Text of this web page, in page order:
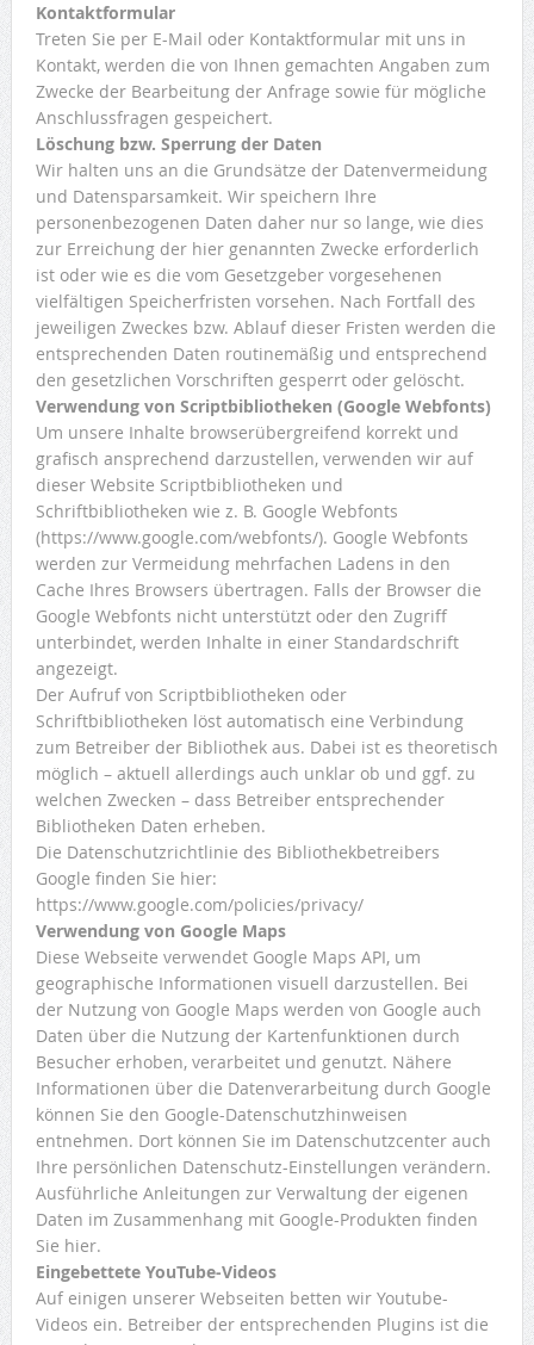
Kontaktformular
Treten Sie per E-Mail oder Kontaktformular mit uns in
Kontakt, werden die von Ihnen gemachten Angaben zum
Zwecke der Bearbeitung der Anfrage sowie für mögliche
Anschlussfragen gespeichert.
Löschung bzw. Sperrung der Daten
Wir halten uns an die Grundsätze der Datenvermeidung
und Datensparsamkeit. Wir speichern Ihre
personenbezogenen Daten daher nur so lange, wie dies
zur Erreichung der hier genannten Zwecke erforderlich
ist oder wie es die vom Gesetzgeber vorgesehenen
vielfältigen Speicherfristen vorsehen. Nach Fortfall des
jeweiligen Zweckes bzw. Ablauf dieser Fristen werden die
entsprechenden Daten routinemäßig und entsprechend
den gesetzlichen Vorschriften gesperrt oder gelöscht.
Verwendung von Scriptbibliotheken (Google Webfonts)
Um unsere Inhalte browserübergreifend korrekt und
grafisch ansprechend darzustellen, verwenden wir auf
dieser Website Scriptbibliotheken und
Schriftbibliotheken wie z. B. Google Webfonts
(https://www.google.com/webfonts/). Google Webfonts
werden zur Vermeidung mehrfachen Ladens in den
Cache Ihres Browsers übertragen. Falls der Browser die
Google Webfonts nicht unterstützt oder den Zugriff
unterbindet, werden Inhalte in einer Standardschrift
angezeigt.
Der Aufruf von Scriptbibliotheken oder
Schriftbibliotheken löst automatisch eine Verbindung
zum Betreiber der Bibliothek aus. Dabei ist es theoretisch
möglich – aktuell allerdings auch unklar ob und ggf. zu
welchen Zwecken – dass Betreiber entsprechender
Bibliotheken Daten erheben.
Die Datenschutzrichtlinie des Bibliothekbetreibers
Google finden Sie hier:
https://www.google.com/policies/privacy/
Verwendung von Google Maps
Diese Webseite verwendet Google Maps API, um
geographische Informationen visuell darzustellen. Bei
der Nutzung von Google Maps werden von Google auch
Daten über die Nutzung der Kartenfunktionen durch
Besucher erhoben, verarbeitet und genutzt. Nähere
Informationen über die Datenverarbeitung durch Google
können Sie den Google-Datenschutzhinweisen
entnehmen. Dort können Sie im Datenschutzcenter auch
Ihre persönlichen Datenschutz-Einstellungen verändern.
Ausführliche Anleitungen zur Verwaltung der eigenen
Daten im Zusammenhang mit Google-Produkten finden
Sie hier.
Eingebettete YouTube-Videos
Auf einigen unserer Webseiten betten wir Youtube-
Videos ein. Betreiber der entsprechenden Plugins ist die